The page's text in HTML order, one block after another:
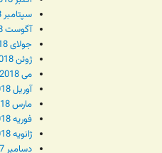
سپتامبر 2018
آگوست 2018
جولای 2018
ژوئن 2018
می 2018
آوریل 2018
مارس 2018
فوریه 2018
ژانویه 2018
دسامبر 2017